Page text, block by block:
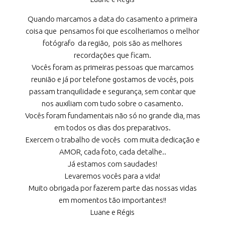
Quando marcamos a data do casamento a primeira
coisa que pensamos foi que escolheriamos o melhor
fotógrafo da região, pois são as melhores
recordações que ficam.
Vocês foram as primeiras pessoas que marcamos
reunião e já por telefone gostamos de vocês, pois
passam tranquilidade e segurança, sem contar que
nos auxiliam com tudo sobre o casamento.
Vocês foram fundamentais não só no grande dia, mas
em todos os dias dos preparativos.
Exercem o trabalho de vocês com muita dedicação e
AMOR, cada foto, cada detalhe..
Já estamos com saudades!
Levaremos vocês para a vida!
Muito obrigada por fazerem parte das nossas vidas
em momentos tão importantes!!
Luane e Régis